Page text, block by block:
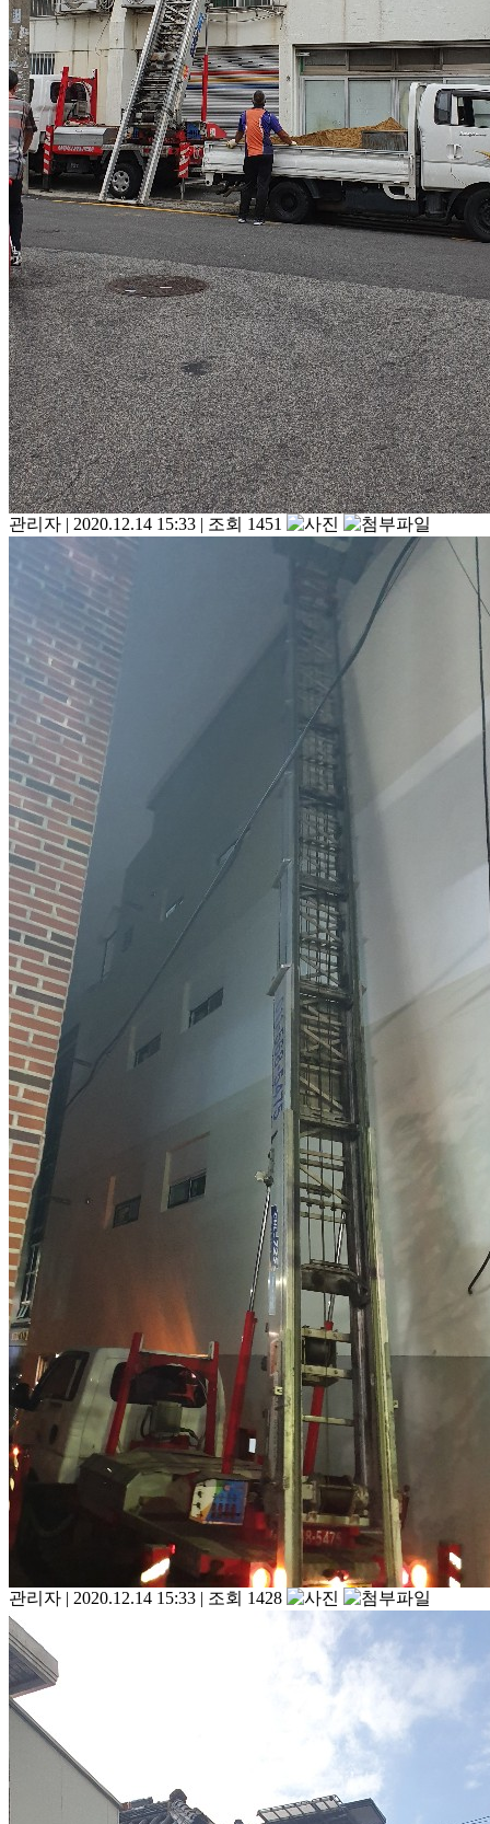
관리자 | 2020.12.14 15:33 | 조회 1451
관리자 | 2020.12.14 15:33 | 조회 1428